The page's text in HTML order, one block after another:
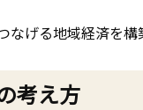
げる地域経済を構
考え方